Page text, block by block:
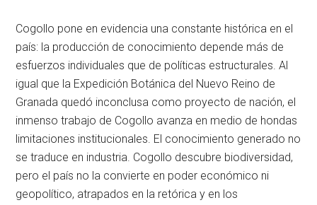
Cogollo pone en evidencia una constante histórica en el
país: la producción de conocimiento depende más de
esfuerzos individuales que de políticas estructurales. Al
igual que la Expedición Botánica del Nuevo Reino de
Granada quedó inconclusa como proyecto de nación, el
inmenso trabajo de Cogollo avanza en medio de hondas
limitaciones institucionales. El conocimiento generado no
se traduce en industria. Cogollo descubre biodiversidad,
pero el país no la convierte en poder económico ni
geopolítico, atrapados en la retórica y en los